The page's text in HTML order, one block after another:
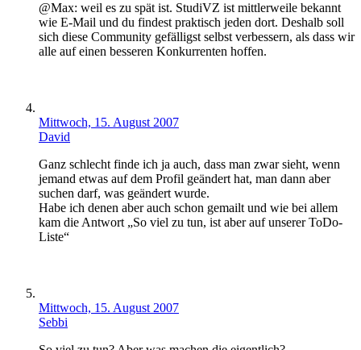
@Max: weil es zu spät ist. StudiVZ ist mittlerweile bekannt
wie E-Mail und du findest praktisch jeden dort. Deshalb soll
sich diese Community gefälligst selbst verbessern, als dass wir
alle auf einen besseren Konkurrenten hoffen.
Mittwoch, 15. August 2007
David
Ganz schlecht finde ich ja auch, dass man zwar sieht, wenn
jemand etwas auf dem Profil geändert hat, man dann aber
suchen darf, was geändert wurde.
Habe ich denen aber auch schon gemailt und wie bei allem
kam die Antwort „So viel zu tun, ist aber auf unserer ToDo-
Liste“
Mittwoch, 15. August 2007
Sebbi